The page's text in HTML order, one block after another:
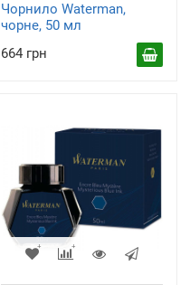
Чорнило Waterman,
чорне, 50 мл
664 грн